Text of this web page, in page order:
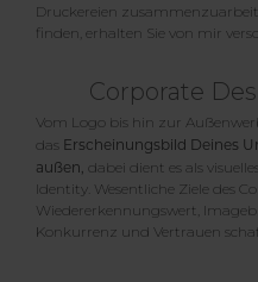
Druckereien
finden, erhalten Sie von mir
Corporate
Vom Logo bis hin zur
das Erscheinungsbild Deines
außen, dabei dient es als
Identity. Wesentliche Ziele des
Wiedererkennungswert,
Konkurrenz und Vertrauen